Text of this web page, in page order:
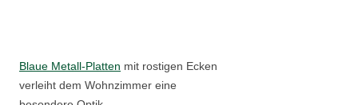
Blaue Metall-Platten mit rostigen Ecken
verleiht dem Wohnzimmer eine